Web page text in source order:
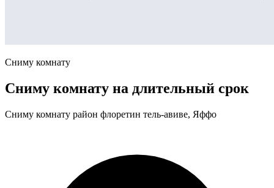
Сниму комнату
Сниму комнату на длительный срок
Сниму комнату район флоретин тель-авиве, Яффо